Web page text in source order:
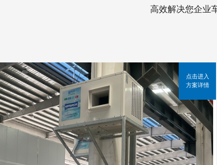
高效解决您企业
点击进入
方案详情